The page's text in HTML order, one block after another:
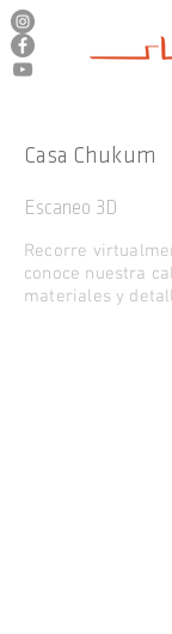
Casa Chukum
Escaneo 3D
Recorre
conoce nuestra
materiales y